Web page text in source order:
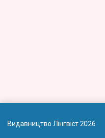
Видавництво Лінгвіст 2026